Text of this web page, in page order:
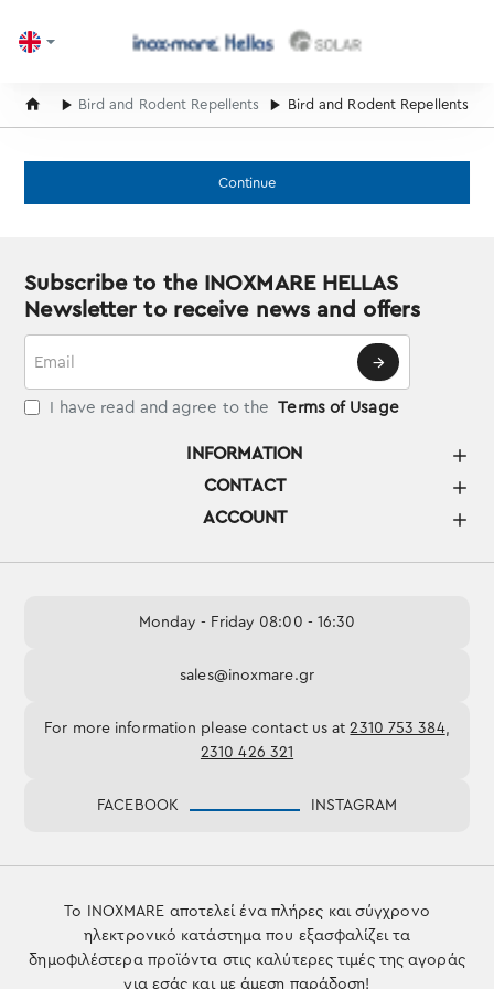
homeBird and Rodent Repellents Bird and Rodent Repellents
Continue
Subscribe to the INOXMARE HELLAS
Newsletter to receive news and offers
I have read and agree to the Terms of Usage
INFORMATION
CONTACT
ACCOUNT
Monday - Friday 08:00 - 16:30
sales@inoxmare.gr
For more information please contact us at2310 753 384,
2310 426 321
FACEBOOK INSTAGRAM
Το INOXMARE αποτελεί ένα πλήρες και σύγχρονο
ηλεκτρονικό κατάστημα που εξασφαλίζει τα
δημοφιλέστερα προϊόντα στις καλύτερες τιμές της αγοράς
για εσάς και με άμεση παράδοση!